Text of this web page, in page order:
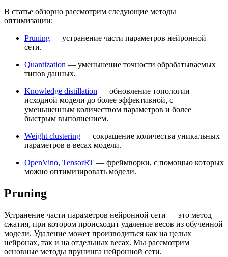
В статье обзорно рассмотрим следующие методы
оптимизации:
Pruning — устранение части параметров нейронной
сети.
Quantization — уменьшение точности обрабатываемых
типов данных.
Knowledge distillation — обновление топологии
исходной модели до более эффективной, с
уменьшенным количеством параметров и более
быстрым выполнением.
Weight clustering — сокращение количества уникальных
параметров в весах модели.
OpenVino, TensorRT — фреймворки, с помощью которых
можно оптимизировать модели.
Pruning
Устранение части параметров нейронной сети — это метод
сжатия, при котором происходит удаление весов из обученной
модели. Удаление может производиться как на целых
нейронах, так и на отдельных весах. Мы рассмотрим
основные методы прунинга нейронной сети.